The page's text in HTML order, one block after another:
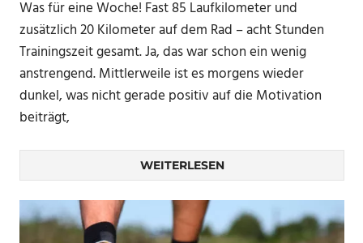
Was für eine Woche! Fast 85 Laufkilometer und
zusätzlich 20 Kilometer auf dem Rad – acht Stunden
Trainingszeit gesamt. Ja, das war schon ein wenig
anstrengend. Mittlerweile ist es morgens wieder
dunkel, was nicht gerade positiv auf die Motivation
beiträgt,
WEITERLESEN